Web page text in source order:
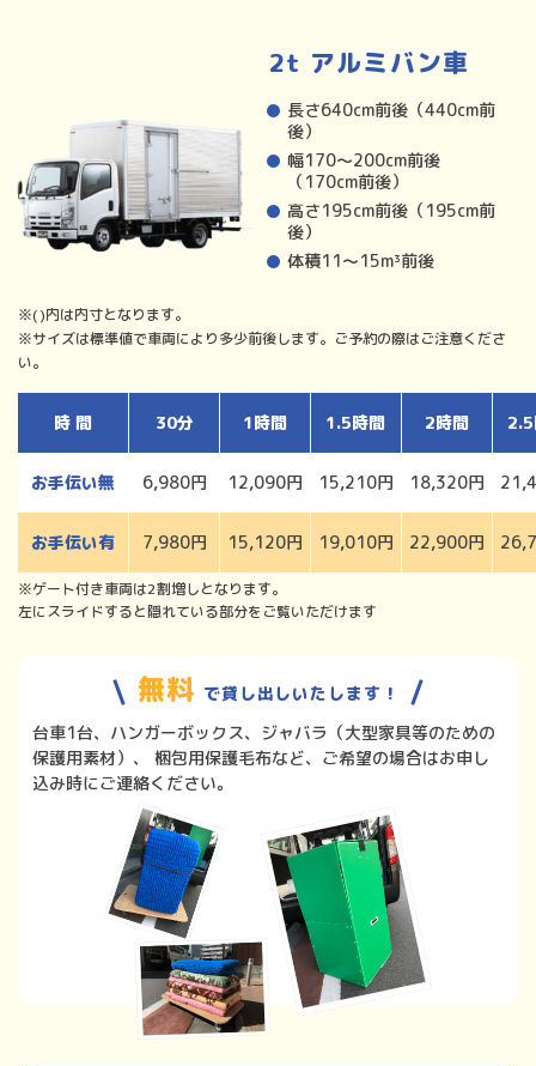
2t アルミバン車
長さ640cm前後（440cm前
後）
幅170〜200cm前後
（170cm前後）
高さ195cm前後（195cm前
後）
体積11〜15m³前後
※()内は内寸となります。
※サイズは標準値で車両により多少前後します。ご予約の際はご注意くださ
い。
時 間 30分 1時間 1.5時間 2時間
お手伝い無 6,980円 12,090円 15,210円 18,320円
お手伝い有 7,980円 15,120円 19,010円 22,900円
※ゲート付き車両は2割増しとなります。
左にスライドすると隠れている部分をご覧いただけます
無料 で貸し出しいたします！
台車1台、ハンガーボックス、ジャバラ（大型家具等のための
保護用素材）、
梱包用保護毛布など、ご希望の場合はお申し
込み時にご連絡ください。